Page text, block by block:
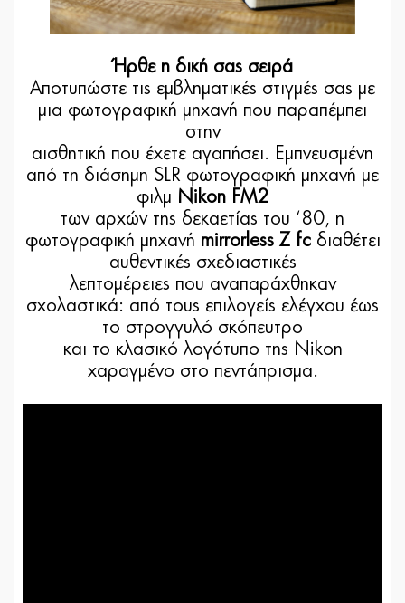
Ήρθε η δική σας σειρά
Αποτυπώστε τις εμβληματικές στιγμές σας με
μια φωτογραφική μηχανή που παραπέμπει
στην
αισθητική που έχετε αγαπήσει. Εμπνευσμένη
από τη διάσημη SLR φωτογραφική μηχανή με
φιλμ Nikon FM2
των αρχών της δεκαετίας του ‘80, η
φωτογραφική μηχανή mirrorless Z fcδιαθέτει
αυθεντικές σχεδιαστικές
λεπτομέρειες που αναπαράχθηκαν
σχολαστικά: από τους επιλογείς ελέγχου έως
το στρογγυλό σκόπευτρο
και το κλασικό λογότυπο της Nikon
χαραγμένο στο πεντάπρισμα.